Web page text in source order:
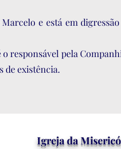
e está em
responsável pela
de existência.
Igreja da